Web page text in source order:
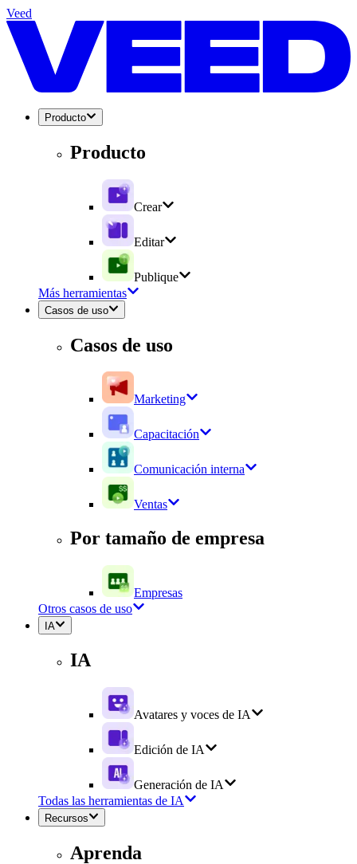
Veed
Producto
Producto
Crear
Editar
Publique
Más herramientas
Casos de uso
Casos de uso
Marketing
Capacitación
Comunicación interna
Ventas
Por tamaño de empresa
Empresas
Otros casos de uso
IA
IA
Avatares y voces de IA
Edición de IA
Generación de IA
Todas las herramientas de IA
Recursos
Aprenda